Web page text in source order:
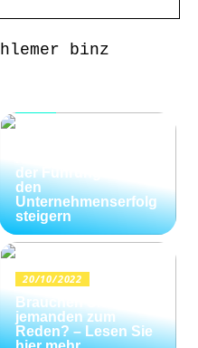
binz
der Führungskräfte
den
Unternehmenserfolg
steigern
20/10/2022
Brauchen Sie
jemanden zum
Reden? – Lesen Sie